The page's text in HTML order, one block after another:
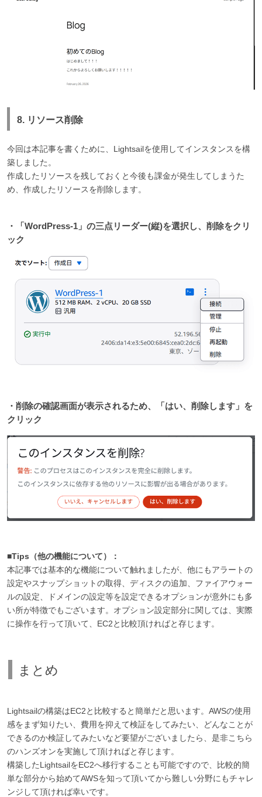
8. リソース削除
今回は本記事を書くために、Lightsailを使用してインスタンスを構
築しました。
作成したリソースを残しておくと今後も課金が発生してしまうた
め、作成したリソースを削除します。
・「WordPress-1」の三点リーダー(縦)を選択し、削除をクリ
ック
・削除の確認画面が表示されるため、「はい、削除します」を
クリック
■Tips（他の機能について）：
本記事では基本的な機能について触れましたが、他にもアラートの
設定やスナップショットの取得、ディスクの追加、ファイアウォー
ルの設定、ドメインの設定等を設定できるオプションが意外にも多
い所が特徴でもございます。オプション設定部分に関しては、実際
に操作を行って頂いて、EC2と比較頂ければと存じます。
まとめ
Lightsailの構築はEC2と比較すると簡単だと思います。AWSの使用
感をまず知りたい、費用を抑えて検証をしてみたい、どんなことが
できるのか検証してみたいなど要望がございましたら、是非こちら
のハンズオンを実施して頂ければと存じます。
構築したLightsailをEC2へ移行することも可能ですので、比較的簡
単な部分から始めてAWSを知って頂いてから難しい分野にもチャレ
ンジして頂ければ幸いです。